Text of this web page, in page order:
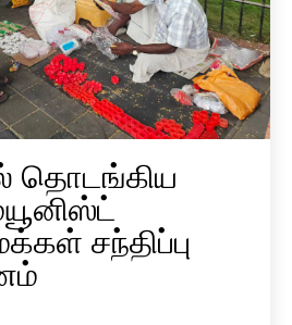
தொடங்கிய
சந்திப்பு